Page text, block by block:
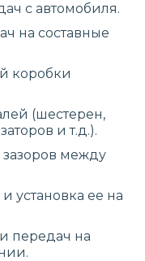
с автомобиля.
на составные
коробки
(шестерен,
и т.д.).
между
установка ее на
передач на